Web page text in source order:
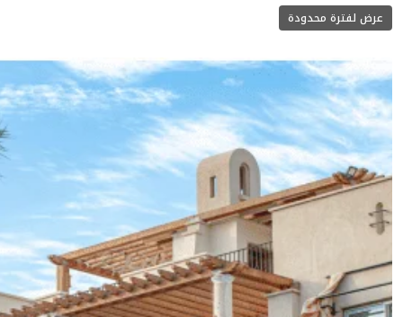
عرض لفترة محدودة